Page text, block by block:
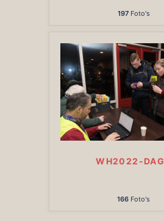
197Foto's
WH2022-
166 Foto's